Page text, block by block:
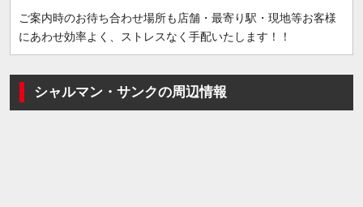
ご案内時のお待ち合わせ場所も店舗・最寄り駅・現地等お客様
にあわせ効率よく、ストレスなく手配いたします！！
シャルマン・サンクの周辺情報